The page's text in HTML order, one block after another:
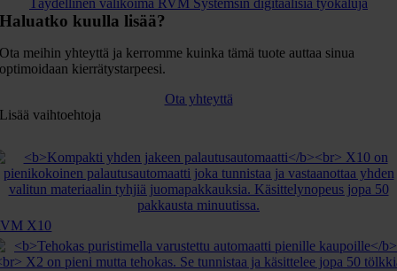
Täydellinen valikoima RVM Systemsin digitaalisia työkaluja
Haluatko kuulla lisää?
Ota meihin yhteyttä ja kerromme kuinka tämä tuote auttaa sinua
optimoidaan kierrätystarpeesi.
Ota yhteyttä
Lisää vaihtoehtoja
X10